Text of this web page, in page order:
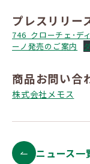
プレスリリー
746_クローチェ･デ
ーノ発売のご案内
商品お問い合
株式会社メモス
ニュース一